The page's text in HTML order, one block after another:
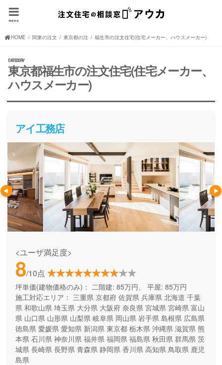
menu
HOME 関東の注文住宅(住宅メーカー、ハウスメーカー)
東京都の注文住宅(住宅メーカー、ハウスメーカー)
福生市の注文住宅(住宅メーカー、ハウスメーカー)
東京都福生市の注文住宅(住宅メーカー、
ハウスメーカー)
アイ工務店
<ユーザ満足度>
8/10点
坪単価(建物価格のみ)： 二階建: 85万円、 平屋: 85万円
施工対応エリア： 三重県 京都府 佐賀県 兵庫県 北海道 千葉
県 和歌山県 埼玉県 大分県 大阪府 奈良県 宮城県 宮崎県 富山
県 山口県 山形県 山梨県 岐阜県 岡山県 岩手県 島根県 広島県
徳島県 愛媛県 愛知県 新潟県 東京都 栃木県 沖縄県 滋賀県 熊
本県 石川県 神奈川県 福井県 福岡県 福島県 秋田県 群馬県 茨
城県 長崎県 長野県 青森県 静岡県 香川県 高知県 鳥取県 鹿児
島県